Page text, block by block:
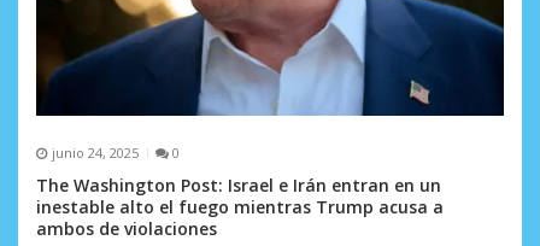
junio 24, 2025 0
The Washington Post: Israel e Irán entran en un
inestable alto el fuego mientras Trump acusa a
ambos de violaciones